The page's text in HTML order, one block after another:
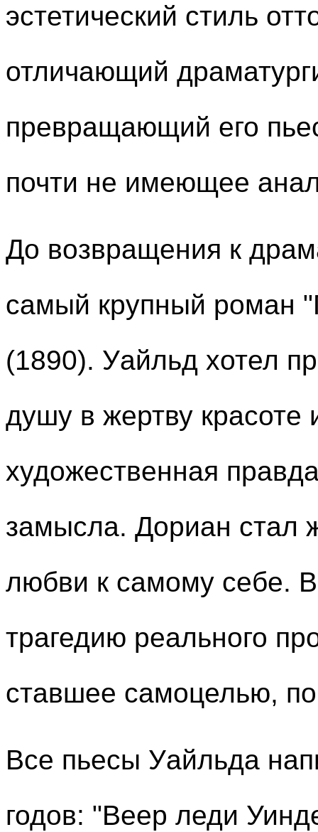
эстетический стиль
отличающий
превращающий его
почти не имеющее
До возвращения к
самый крупный роман
(1890). Уайльд хотел
душу в жертву красоте
художественная
замысла. Дориан стал
любви к самому себе.
трагедию реального
ставшее самоцелью,
Все пьесы Уайльда
годов: "Веер леди